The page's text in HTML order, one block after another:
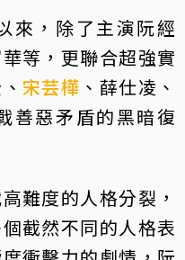
來，除了主演阮經
等，更聯合超強實
宋芸樺 、薛仕凌、
善惡矛盾的黑暗復
難度的人格分裂，
截然不同的人格表